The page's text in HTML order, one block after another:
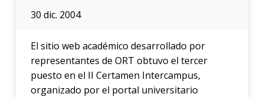
30 dic. 2004
El sitio web académico desarrollado por
representantes de ORT obtuvo el tercer
puesto en el II Certamen Intercampus,
organizado por el portal universitario